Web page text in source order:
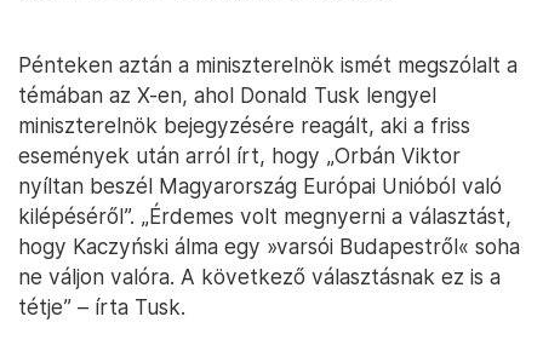
Pénteken aztán a miniszterelnök ismét megszólalt a
témában az X-en, ahol Donald Tusk lengyel
miniszterelnök bejegyzésére reagált, aki a friss
események után arról írt, hogy „Orbán Viktor
nyíltan beszél Magyarország Európai Unióból való
kilépéséről”. „Érdemes volt megnyerni a választást,
hogy Kaczyński álma egy »varsói Budapestről« soha
ne váljon valóra. A következő választásnak ez is a
tétje” – írta Tusk.